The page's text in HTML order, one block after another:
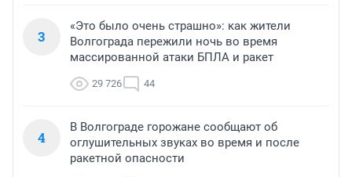
3
«Это было очень страшно»: как жители
Волгограда пережили ночь во время
массированной атаки БПЛА и ракет
29 726 44
4
В Волгограде горожане сообщают об
оглушительных звуках во время и после
ракетной опасности